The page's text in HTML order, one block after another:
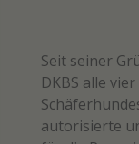
Seit seiner
DKBS alle
autorisierte